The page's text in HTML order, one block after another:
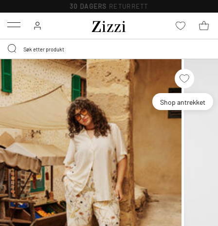
30 DAGERS RETURRETT
Menu
Shop antrekket